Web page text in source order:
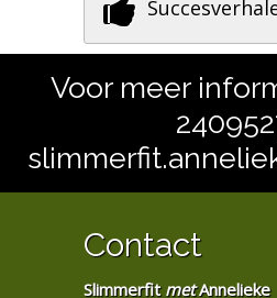
Voor meer
Contact
Slimmerfit metAnnelieke